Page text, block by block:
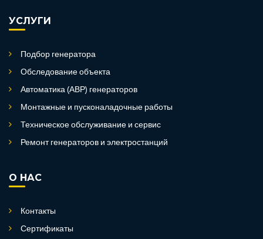
УСЛУГИ
Подбор генератора
Обследование объекта
Автоматика (АВР) генераторов
Монтажные и пусконаладочные работы
Техническое обслуживание и сервис
Ремонт генераторов и электростанций
О НАС
Контакты
Сертификаты